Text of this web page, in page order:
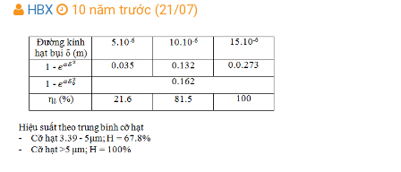
HBX
10 năm trước (21/07)